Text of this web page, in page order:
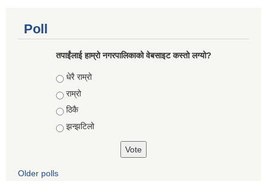
Poll
तपाईंलाई हाम्रो नगरपालिकाको वेबसाइट कस्तो लग्यो?
Choices
धेरै राम्रो
राम्रो
ठिकै
झन्झटिलो
Older polls